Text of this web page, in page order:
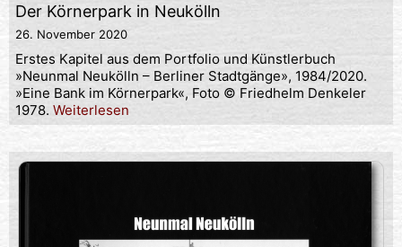
Der Körnerpark in Neukölln
26. November 2020
Erstes Kapitel aus dem Portfolio und Künstlerbuch
»Neunmal Neukölln – Berliner Stadtgänge», 1984/2020.
»Eine Bank im Körnerpark«, Foto © Friedhelm Denkeler
1978. Weiterlesen